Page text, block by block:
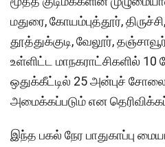
மதுரை, கோயம்புத்தூர்,
தூத்துக்குடி, வேலூர்,
உள்ளிட்ட மாநகராட்சிகளில் 10
ஒதுக்கீட்டில் 25 அன்புச்
அமைக்கப்படும் என
இந்த பகல் நேர பாதுகாப்பு